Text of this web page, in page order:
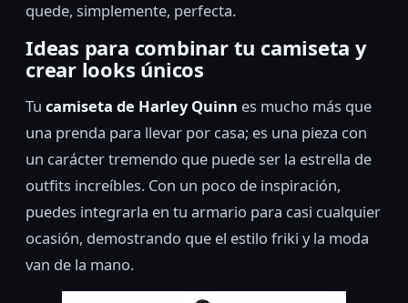
quede, simplemente, perfecta.
Ideas para combinar tu camiseta y
crear looks únicos
Tu camiseta de Harley Quinn es mucho más que
una prenda para llevar por casa; es una pieza con
un carácter tremendo que puede ser la estrella de
outfits increíbles. Con un poco de inspiración,
puedes integrarla en tu armario para casi cualquier
ocasión, demostrando que el estilo friki y la moda
van de la mano.